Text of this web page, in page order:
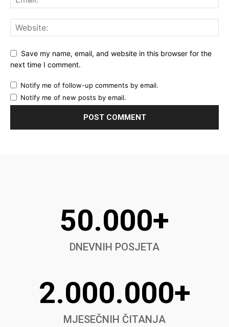
Save my name, email, and website in this browser for the
next time I comment.
Notify me of follow-up comments by email.
Notify me of new posts by email.
50.000+
DNEVNIH POSJETA
2.000.000+
MJESEČNIH ČITANJA